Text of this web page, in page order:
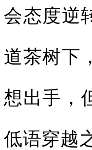
会态度逆
道茶树下
想出手，
低语穿越